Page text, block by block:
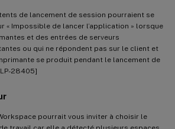
de lancement de session pourraient se
« Impossible de lancer l’application » lorsque
et des entrées de serveurs
ou qui ne répondent pas sur le client et
se produit pendant le lancement de
28405]
pourrait vous inviter à choisir le